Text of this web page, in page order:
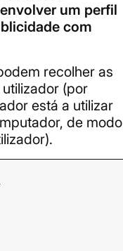
um perfil
com
recolher as
(por
está a utilizar
de modo